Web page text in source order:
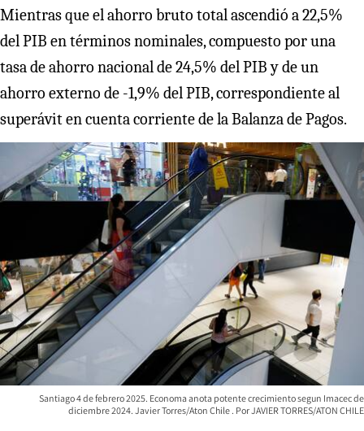
Mientras que el ahorro bruto total ascendió a 22,5%
del PIB en términos nominales, compuesto por una
tasa de ahorro nacional de 24,5% del PIB y de un
ahorro externo de -1,9% del PIB, correspondiente al
superávit en cuenta corriente de la Balanza de Pagos.
Santiago 4 de febrero 2025. Economa anota potente crecimiento segun Imacec de
diciembre 2024. Javier Torres/Aton Chile
JAVIER TORRES/ATON CHILE